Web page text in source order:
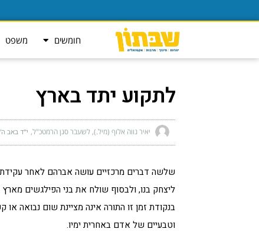
חומשים משפט
לתקוע יתד בארץ
יאיר נווה אלוף (מיל.), לשעבר סגן הרמטכ"ל י״ד באב
שלשה דברים מרכזיים עושה אברהם לאחר
ליצחק בנו, ולבסוף שולח את בני הפילגשים
בנקודת זמן זו התורה אינה מציינת שום נבואה
וטבעיים של אדם באחרית ימיו.